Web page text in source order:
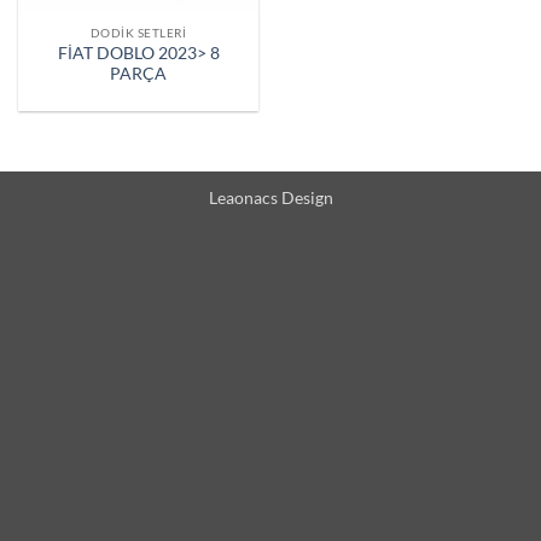
DODIK SETLERI
FİAT DOBLO 2023> 8
PARÇA
Leaonacs Design